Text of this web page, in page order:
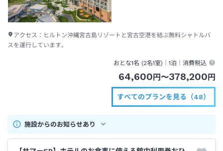
アクセス： ヒルトン沖縄宮古島リゾートと宮古空港を結ぶ無料シャトルバ
スを運行しています。
おとな1名 (2名1室)｜1泊 ｜消費税込
64,600 円 〜378,200 円
すべてのプランを見る（48）
施設からのお知らせあり